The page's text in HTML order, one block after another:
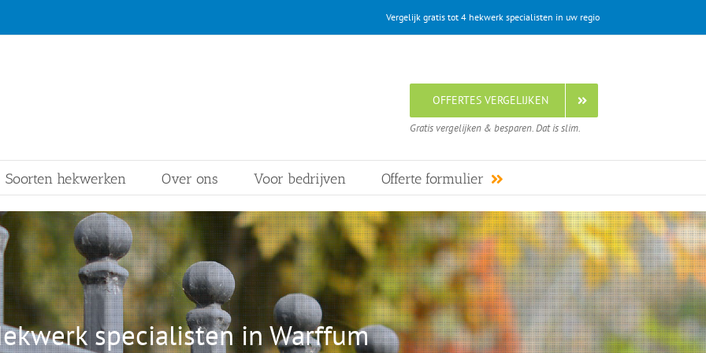
Vergelijk gratis tot 4 hekwerk specialisten in uw regio
OFFERTES VERGELIJKEN
Gratis vergelijken & besparen. Dat is slim.
Soorten hekwerken Over ons Voor bedrijven Offerte formulier
specialisten in Warffum